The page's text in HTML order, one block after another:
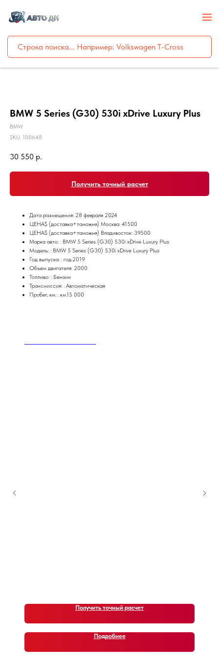
BMW 5 Series (G30) 530i xDrive Luxury Plus
BMW
SKU: 100648
30 550 р.
Получить точный расчет
Дата размещения: 28 февраля 2024
ЦЕНА$ (доставка+таможня) Москва: 41500
ЦЕНА$ (доставка+таможня) Владивосток: 39500
Марка авто: : BMW 5 Series (G30) 530i xDrive Luxury Plus
Модель: : BMW 5 Series (G30) 530i xDrive Luxury Plus
Год выпуска: : год.2019
Объем двигателя: 2000
Топливо: : Бензин
Трансмиссия: : Автоматическая
Пробег, км: : км.15 000
Получить точный расчет
Подробнее